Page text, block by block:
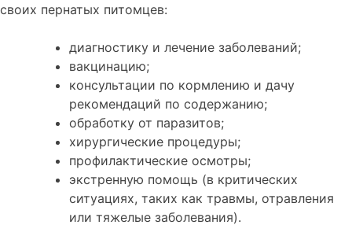
своих пернатых питомцев:
диагностику и лечение заболеваний;
вакцинацию;
консультации по кормлению и дачу
рекомендаций по содержанию;
обработку от паразитов;
хирургические процедуры;
профилактические осмотры;
экстренную помощь (в критических
ситуациях, таких как травмы, отравления
или тяжелые заболевания).